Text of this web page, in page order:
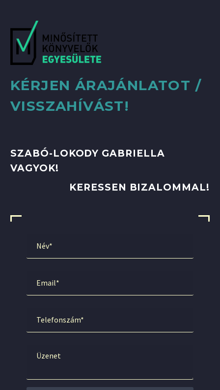
KÉRJEN ÁRAJÁNLATOT /
VISSZAHÍVÁST!
SZABÓ-LOKODY GABRIELLA
VAGYOK!
KERESSEN BIZALOMMAL!